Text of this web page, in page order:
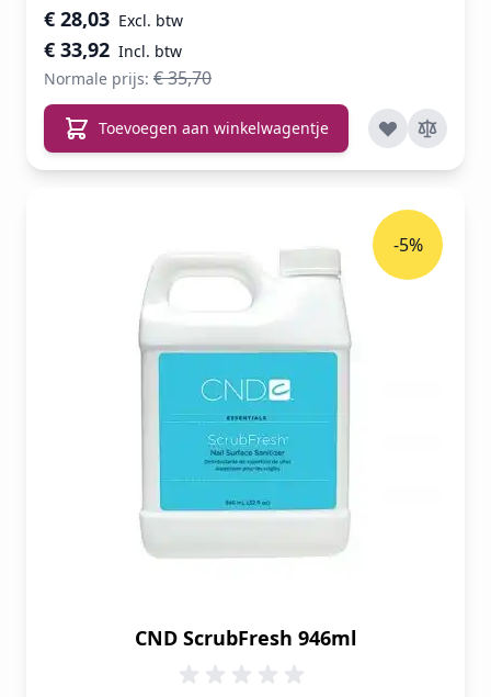
Speciale prijs
€ 33,92
€ 28,03
Normale prijs: € 35,70
Toevoegen aan winkelwagentje
CND ScrubFresh 946ml
-5%